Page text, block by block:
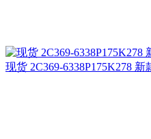
现货 2C369-6338P175K278